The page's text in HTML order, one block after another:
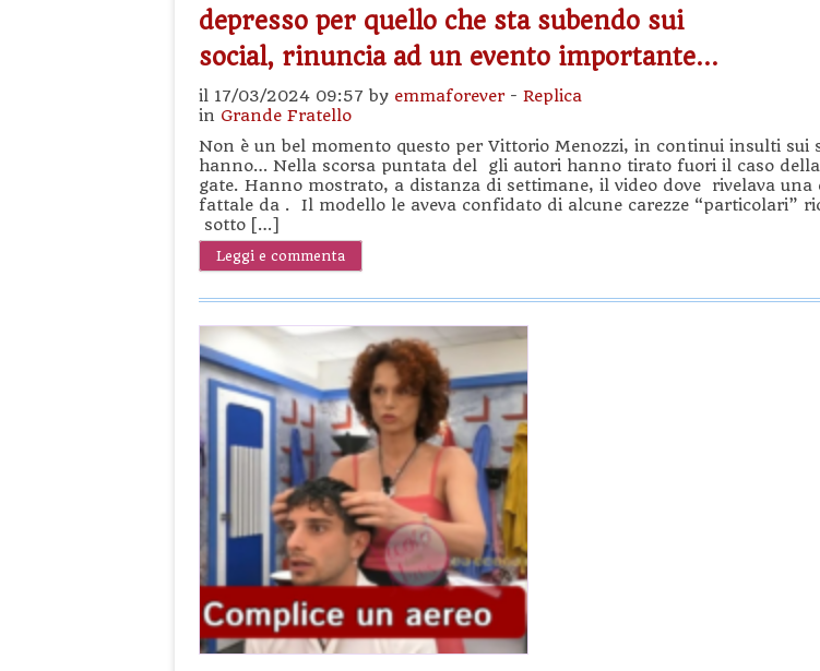
depresso per quello che sta subendo sui
social, rinuncia ad un evento importante…
il 17/03/2024 09:57 by emmaforever- Replica
in Grande Fratello
Non è un bel momento questo per Vittorio Menozzi, in continui insulti sui
hanno… Nella scorsa puntata del gli autori hanno tirato fuori il caso
gate. Hanno mostrato, a distanza di settimane, il video dove rivelava una
fattale da . Il modello le aveva confidato di alcune carezze “particolari”
sotto […]
Leggi e commenta